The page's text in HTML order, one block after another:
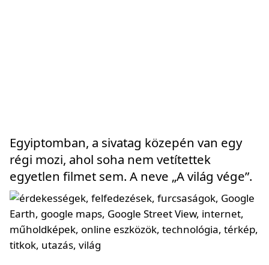
Egyiptomban, a sivatag közepén van egy
régi mozi, ahol soha nem vetítettek
egyetlen filmet sem. A neve „A világ vége”.